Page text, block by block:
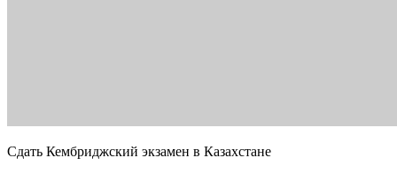
Сдать Кембриджский экзамен в Казахстане